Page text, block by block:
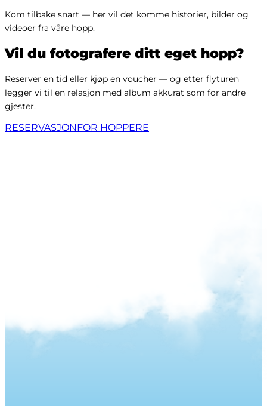
Kom tilbake snart — her vil det komme historier, bilder og
videoer fra våre hopp.
Vil du fotografere ditt eget hopp?
Reserver en tid eller kjøp en voucher — og etter flyturen
legger vi til en relasjon med album akkurat som for andre
gjester.
RESERVASJONFOR HOPPERE